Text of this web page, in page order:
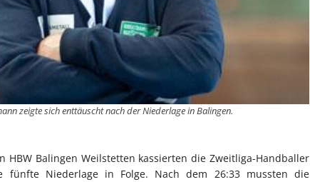
zeigte sich enttäuscht nach der Niederlage in Balingen.
HBW Balingen Weilstetten kassierten die Zweitliga-Handballer
fünfte Niederlage in Folge. Nach dem 26:33 mussten die